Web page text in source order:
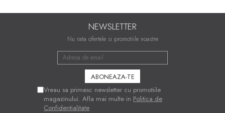
NEWSLETTER
Nu rata ofertele si promotiile noastre
Vreau sa primesc newsletter cu promotiile
magazinului. Afla mai multe in Politica de
Confidentialitate